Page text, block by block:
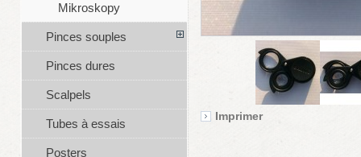
Imprimer
Mikroskopy
Pinces souples
Pinces dures
Scalpels
Tubes à essais
Posters